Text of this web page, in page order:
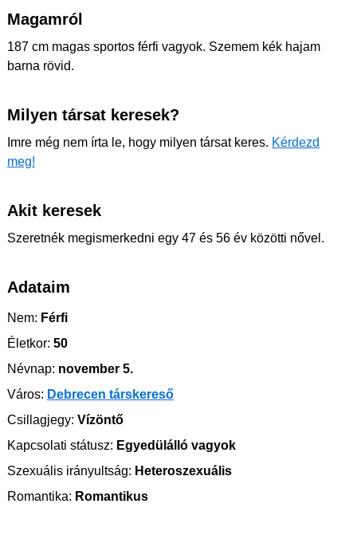
Magamról
187 cm magas sportos férfi vagyok. Szemem kék hajam
barna rövid.
Milyen társat keresek?
Imre még nem írta le, hogy milyen társat keres. Kérdezd
meg!
Akit keresek
Szeretnék megismerkedni egy 47 és 56 év közötti nővel.
Adataim
Nem: Férfi
Életkor: 50
Névnap: november 5.
Város: Debrecen társkereső
Csillagjegy: Vízöntő
Kapcsolati státusz: Egyedülálló vagyok
Szexuális irányultság: Heteroszexuális
Romantika: Romantikus